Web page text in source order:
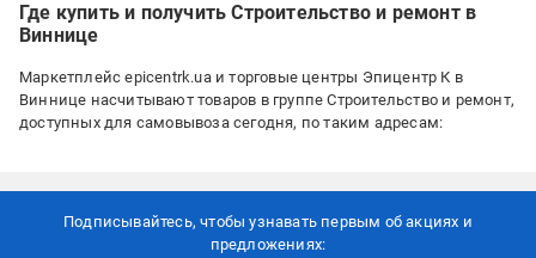
Где купить и получить Строительство и ремонт в
Виннице
Маркетплейс epicentrk.ua и торговые центры Эпицентр К в
Виннице насчитывают товаров в группе Строительство и ремонт,
доступных для самовывоза сегодня, по таким адресам:
Подписывайтесь, чтобы узнавать первым об акцияx и
предложениях: